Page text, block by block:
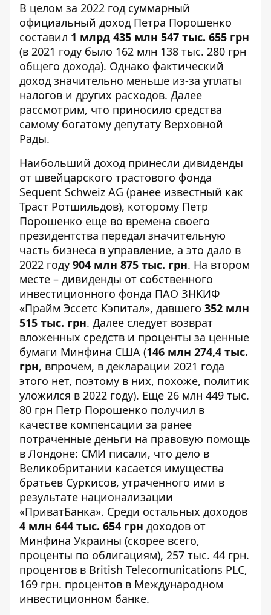
В целом за 2022 год суммарный
официальный доход Петра Порошенко
составил 1 млрд 435 млн 547 тыс. 655 грн
(в 2021 году было 162 млн 138 тыс. 280 грн
общего дохода). Однако фактический
доход значительно меньше из-за уплаты
налогов и других расходов. Далее
рассмотрим, что приносило средства
самому богатому депутату Верховной
Рады.
Наибольший доход принесли дивиденды
от швейцарского трастового фонда
Sequent Schweiz AG (ранее известный как
Траст Ротшильдов), которому Петр
Порошенко еще во времена своего
президентства передал значительную
часть бизнеса в управление, а это дало в
2022 году 904 млн 875 тыс. грн. На втором
месте – дивиденды от собственного
инвестиционного фонда ПАО ЗНКИФ
«Прайм Эссетс Кэпитал», давшего 352 млн
515 тыс. грн. Далее следует возврат
вложенных средств и проценты за ценные
бумаги Минфина США (146 млн 274,4 тыс.
грн, впрочем, в декларации 2021 года
этого нет, поэтому в них, похоже, политик
уложился в 2022 году). Еще 26 млн 449 тыс.
80 грн Петр Порошенко получил в
качестве компенсации за ранее
потраченные деньги на правовую помощь
в Лондоне: СМИ писали, что дело в
Великобритании касается имущества
братьев Суркисов, утраченного ими в
результате национализации
«ПриватБанка». Среди остальных доходов
4 млн 644 тыс. 654 грн доходов от
Минфина Украины (скорее всего,
проценты по облигациям), 257 тыс. 44 грн.
процентов в British Telecomunications PLC,
169 грн. процентов в Международном
инвестиционном банке.